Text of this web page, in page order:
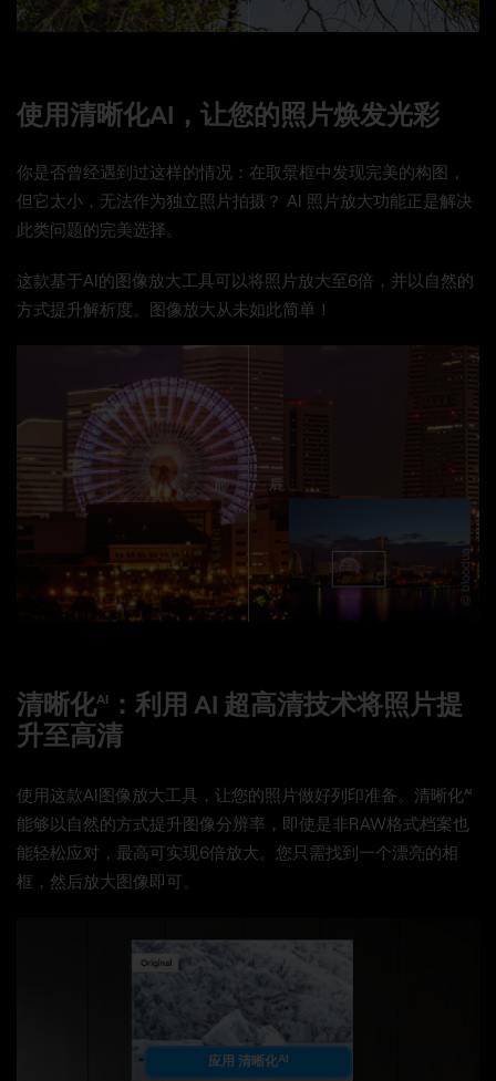
前 后
© bloodua
使用清晰化AI，让您的照片焕发光彩
你是否曾经遇到过这样的情况：在取景框中发现完美的构图，
但它太小，无法作为独立照片拍摄？ AI 照片放大功能正是解决
此类问题的完美选择。
这款基于AI的图像放大工具可以将照片放大至6倍，并以自然的
方式提升解析度。图像放大从未如此简单！
清晰化AI
：利用 AI 超高清技术将照片提
升至高清
使用这款AI图像放大工具，让您的照片做好列印准备。清晰化AI
能够以自然的方式提升图像分辨率，即使是非RAW格式档案也
能轻松应对，最高可实现6倍放大。您只需找到一个漂亮的相
框，然后放大图像即可。
应用 清晰化AI